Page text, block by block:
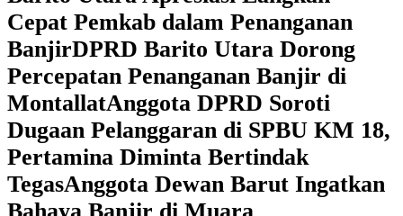
Cepat Pemkab dalam Penanganan
BanjirDPRD Barito Utara Dorong
Percepatan Penanganan Banjir di
MontallatAnggota DPRD Soroti
Dugaan Pelanggaran di SPBU KM 18,
Pertamina Diminta Bertindak
TegasAnggota Dewan Barut Ingatkan